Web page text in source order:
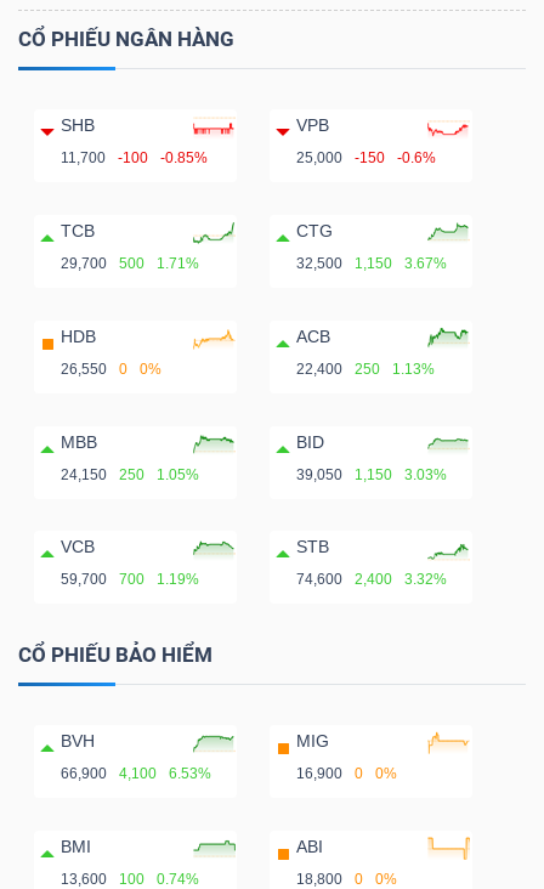
CỔ PHIẾU NGÂN HÀNG
SHB
11,700 -100 -0.85%
VPB
25,000 -150 -0.6%
TCB
29,700 500 1.71%
CTG
32,500 1,150 3.67%
HDB
26,550 0 0%
ACB
22,400 250 1.13%
MBB
24,150 250 1.05%
BID
39,050 1,150 3.03%
VCB
59,700 700 1.19%
STB
74,600 2,400 3.32%
CỔ PHIẾU BẢO HIỂM
BVH
66,900 4,100 6.53%
MIG
16,900 0 0%
BMI
13,600 100 0.74%
ABI
18,800 0 0%